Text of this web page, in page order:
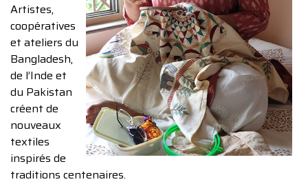
Artistes,
coopératives
et ateliers du
Bangladesh,
de l’Inde et
du Pakistan
créent de
nouveaux
textiles
inspirés de
traditions centenaires.